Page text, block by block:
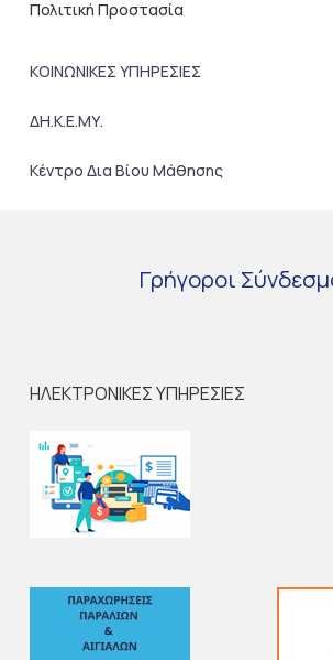
Πολιτική Προστασία
ΚΟΙΝΩΝΙΚΕΣ ΥΠΗΡΕΣΙΕΣ
ΔΗ.Κ.Ε.ΜΥ.
Κέντρο Δια Βίου Μάθησης
Γρήγοροι
ΗΛΕΚΤΡΟΝΙΚΕΣ ΥΠΗΡΕΣΙΕΣ